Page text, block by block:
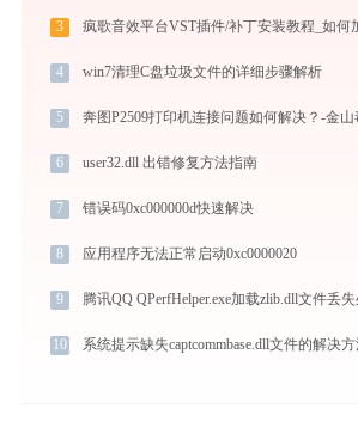
3 疯歌音效平台VST插件/补丁安装教程_如何
4 win7清理C盘垃圾文件的详细步骤解析
5 奔图P2509打印机连接问题如何解决？-金山
6 user32.dll 出错修复方法指南
7 错误码0xc000000d快速解决
8 应用程序无法正常启动0xc0000020
9 腾讯QQ QPerfHelper.exe加载zlib.dll文件丢
10 系统提示缺失captcommbase.dll文件的解决